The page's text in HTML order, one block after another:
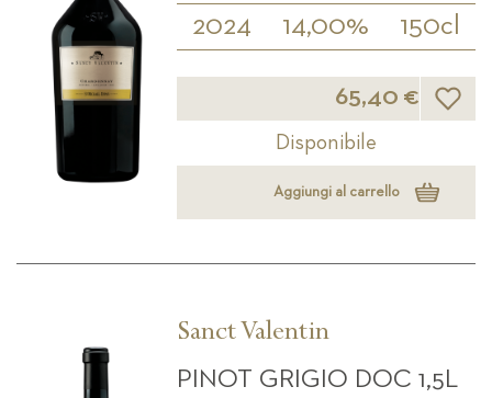
2024 14,00% 150cl
65,40 €
Disponibile
Aggiungi al carrello
Sanct Valentin
PINOT GRIGIO DOC 1,5L